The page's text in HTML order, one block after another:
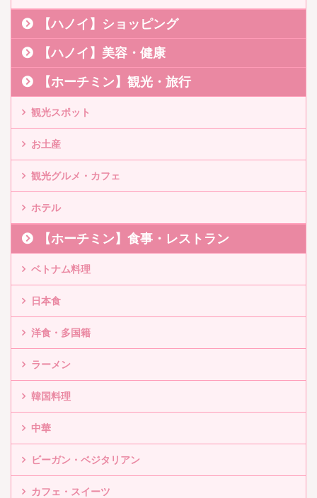
【ハノイ】ショッピング
【ハノイ】美容・健康
【ホーチミン】観光・旅行
観光スポット
お土産
観光グルメ・カフェ
ホテル
【ホーチミン】食事・レストラン
ベトナム料理
日本食
洋食・多国籍
ラーメン
韓国料理
中華
ビーガン・ベジタリアン
カフェ・スイーツ